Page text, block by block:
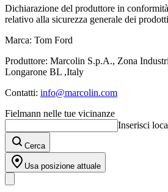
Dichiarazione del produttore in
relativo alla sicurezza generale dei
Marca: Tom Ford
Produttore: Marcolin S.p.A., Zona
Longarone BL ,Italy
Contatti: info@marcolin.com
Fielmann nelle tue vicinanze
Inserisci
Cerca
Usa posizione attuale